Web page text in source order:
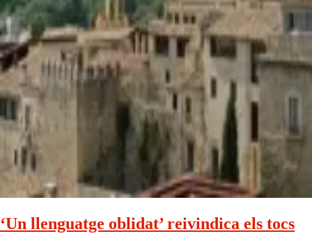
‘Un llenguatge oblidat’ reivindica els tocs